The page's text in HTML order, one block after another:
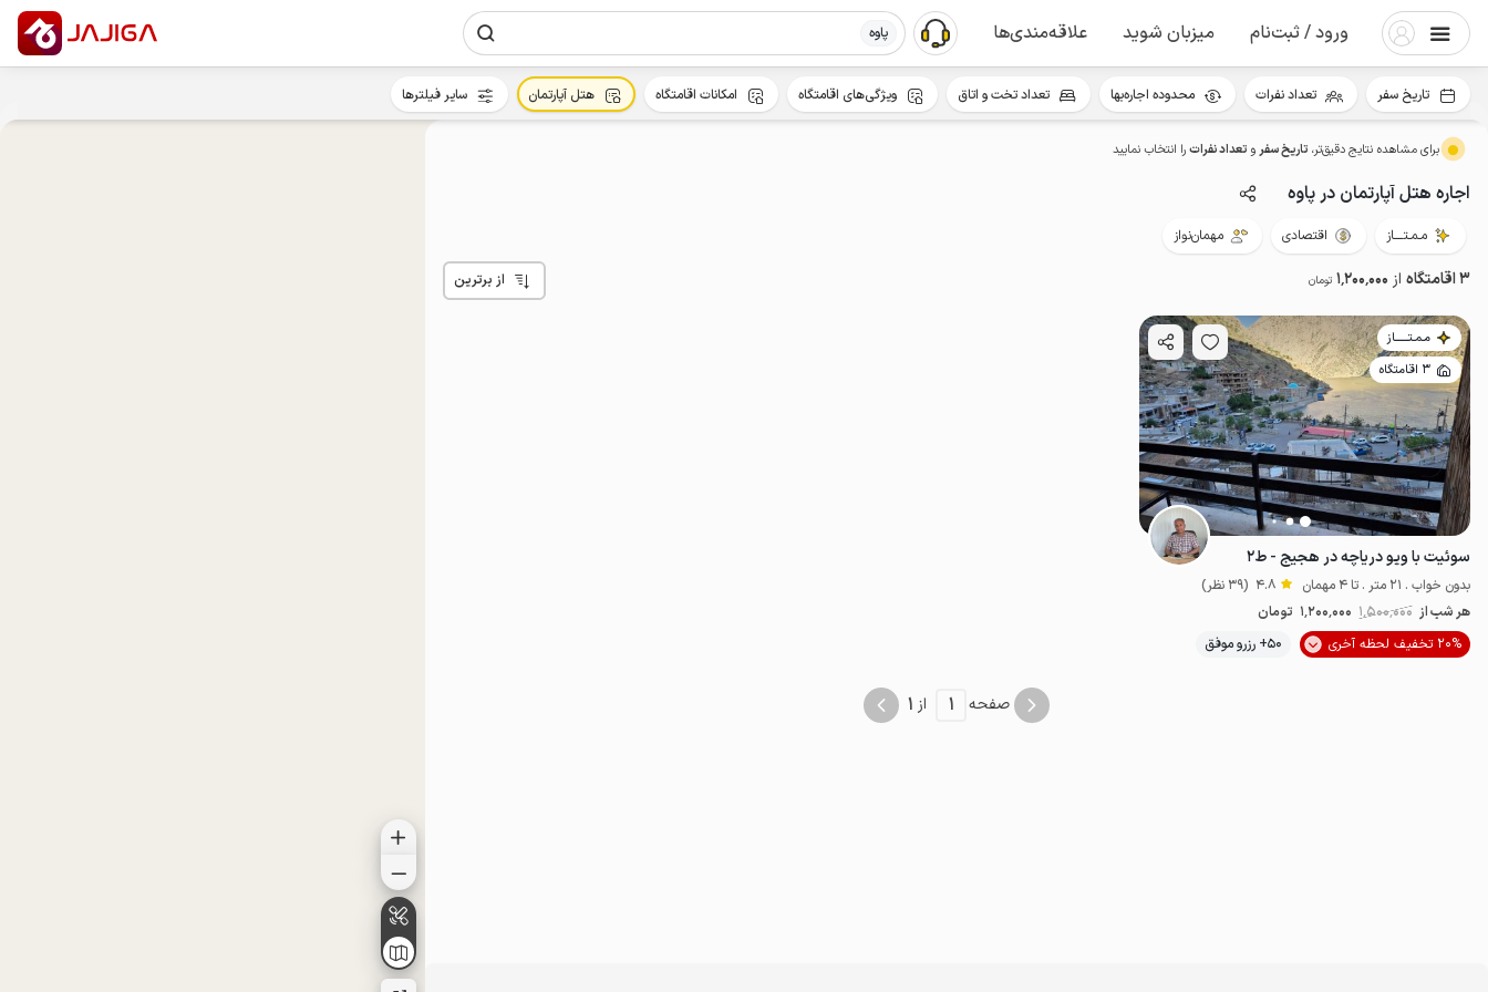
ورود / ثبت‌نام میزبان شوید علاقه‌مندی‌ها پاوه
برای مشاهده نتایج دقیق‌تر، تاریخ سفرو تعداد نفراترا انتخاب نمایید
اجاره هتل آپارتمان در پاوه
مـمـتــــاز اقتصادی مهمان‌نواز
3 اقامتگاه از 1٬200٬000 تومان از برترین
مـمـتــــــاز
3 اقامتگاه
سوئیت با ویو دریاچه در هجیج - ط۲
بدون خواب . 21 متر . تا 4 مهمان 4.8 (39 نظر)
هر شب از 1٬500٬000 1٬200٬000 تومان
20% تخفیف لحظه آخری
50+ رزرو موفق
صفحه 1 از 1
تاریخ سفر تعداد نفرات محدوده اجاره‌بها تعداد تخت و اتاق ویژگی‌های اقامتگاه امکانات اقامتگاه هتل آپارتمان سایر فیلترها